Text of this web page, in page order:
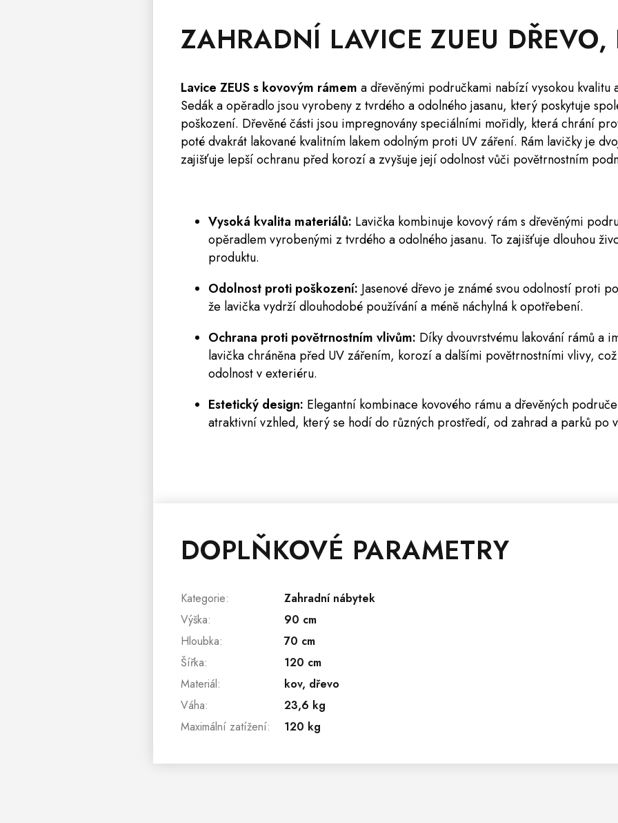
ZAHRADNÍ LAVICE ZUEU DŘEVO,
Lavice ZEUS s kovovým rámem a dřevěnými područkami nabízí vysokou kvalitu
Sedák a opěradlo jsou vyrobeny z tvrdého a odolného jasanu, který poskytuje
poškození. Dřevěné části jsou impregnovány speciálními mořidly, která chrání
poté dvakrát lakované kvalitním lakem odolným proti UV záření. Rám lavičky je
zajišťuje lepší ochranu před korozí a zvyšuje její odolnost vůči povětrnostním
Vysoká kvalita materiálů: Lavička kombinuje kovový rám s dřevěnými
opěradlem vyrobenými z tvrdého a odolného jasanu. To zajišťuje dlouhou
produktu.
Odolnost proti poškození: Jasenové dřevo je známé svou odolností proti
že lavička vydrží dlouhodobé používání a méně náchylná k opotřebení.
Ochrana proti povětrnostním vlivům: Díky dvouvrstvému lakování rámů a
lavička chráněna před UV zářením, korozí a dalšími povětrnostními vlivy,
odolnost v exteriéru.
Estetický design: Elegantní kombinace kovového rámu a dřevěných
atraktivní vzhled, který se hodí do různých prostředí, od zahrad a parků po
DOPLŇKOVÉ PARAMETRY
Kategorie:
Zahradní nábytek
Výška:
90 cm
Hloubka:
70 cm
Šířka:
120 cm
Materiál:
kov, dřevo
Váha:
23,6 kg
Maximální zatížení: 120 kg